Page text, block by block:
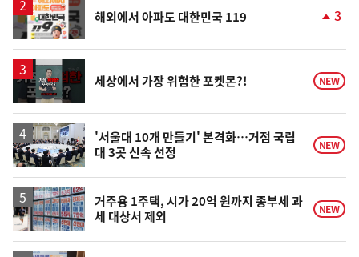
해외에서 아파도 대한민국 119
승
3
영
세상에서 가장 위험한 포켓몬?! NEW
'서울대 10개 만들기' 본격화…거점 국립
대 3곳 신속 선정
NEW
거주용 1주택, 시가 20억 원까지 종부세 과
세 대상서 제외
NEW